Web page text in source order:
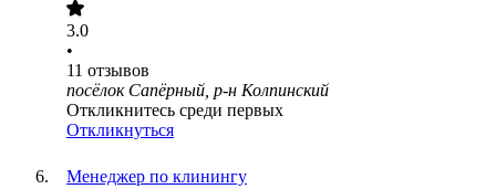
3.0
•
11 отзывов
посёлок Сапёрный, р-н Колпинский
Откликнитесь среди первых
Откликнуться
Менеджер по клинингу